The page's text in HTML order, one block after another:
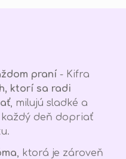
praní - Kifra
ktorí sa radi
, milujú sladké a
každý deň dopriať
, ktorá je zároveň